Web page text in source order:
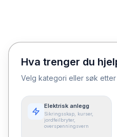
Hva trenger du
Velg kategori eller søk
Elektrisk anlegg
Sikringsskap, kurser,
jordfeilbryter,
overspenningsvern